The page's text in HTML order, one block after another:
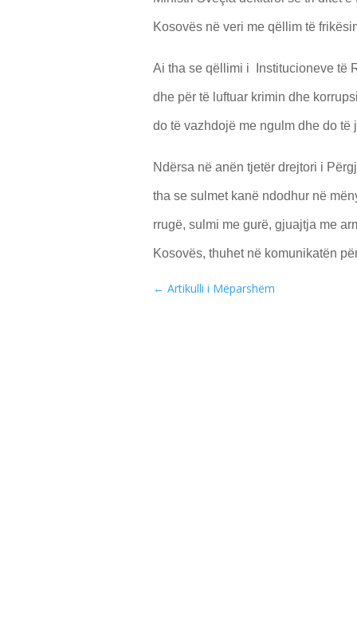
Kosovës në veri me qëllim të
Ai tha se qëllimi i Institucioneve të
dhe për të luftuar krimin dhe
do të vazhdojë me ngulm dhe do
Ndërsa në anën tjetër drejtori i
tha se sulmet kanë ndodhur në
rrugë, sulmi me gurë, gjuajtja me
Kosovës, thuhet në komunikatën
← Artikulli i Mëparshëm